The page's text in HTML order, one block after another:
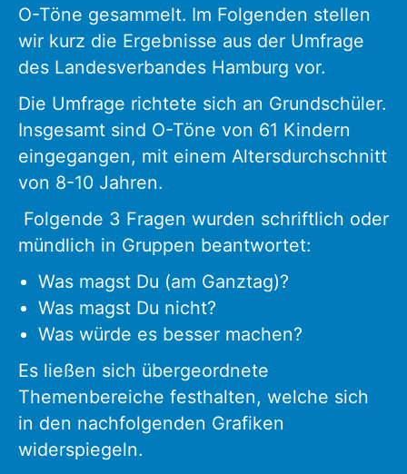
O-Töne gesammelt. Im Folgenden stellen
wir kurz die Ergebnisse aus der Umfrage
des Landesverbandes Hamburg vor.
Die Umfrage richtete sich an Grundschüler.
Insgesamt sind O-Töne von 61 Kindern
eingegangen, mit einem Altersdurchschnitt
von 8-10 Jahren.
Folgende 3 Fragen wurden schriftlich oder
mündlich in Gruppen beantwortet:
Was magst Du (am Ganztag)?
Was magst Du nicht?
Was würde es besser machen?
Es ließen sich übergeordnete
Themenbereiche festhalten, welche sich
in den nachfolgenden Grafiken
widerspiegeln.